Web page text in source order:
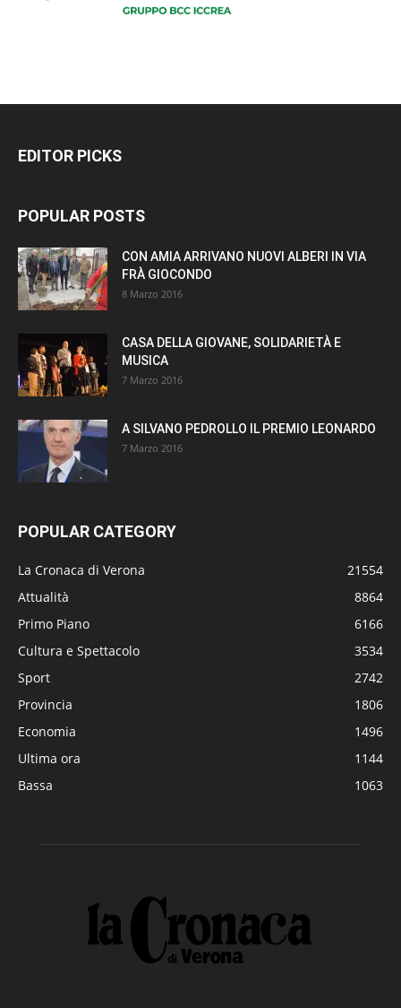
EDITOR PICKS
POPULAR POSTS
CON AMIA ARRIVANO NUOVI ALBERI IN VIA
FRÀ GIOCONDO
8 Marzo 2016
CASA DELLA GIOVANE, SOLIDARIETÀ E
MUSICA
7 Marzo 2016
A SILVANO PEDROLLO IL PREMIO LEONARDO
7 Marzo 2016
POPULAR CATEGORY
La Cronaca di Verona
21554
Attualità
8864
Primo Piano
6166
Cultura e Spettacolo
3534
Sport
2742
Provincia
1806
Economia
1496
Ultima ora
1144
Bassa
1063